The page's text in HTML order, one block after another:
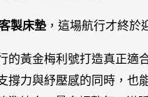
製床墊 ，這場航行才終於
的黃金梅利號打造真正適
撐力與紓壓感的同時，也